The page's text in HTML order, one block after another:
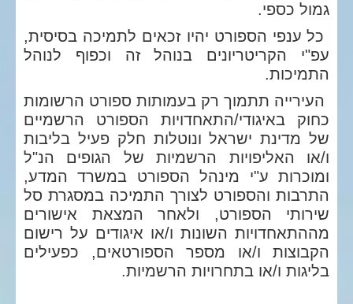
גמול כספי.
כל ענפי הספורט יהיו זכאים לתמיכה בסיסית,
עפ"י הקריטריונים בנוהל זה וכפוף לנוהל
התמיכות.
העירייה תתמוך רק בעמותות ספורט הרשומות
כחוק באיגודי/התאחדויות הספורט הרשמיים
של מדינת ישראל ונוטלות חלק פעיל בליבות
ו/או האליפויות הרשמיות של הגופים הנ"ל
ומוכרות ע"י מינהל הספורט במשרד המדע,
התרבות והספורט לצורך התמיכה במסגרת סל
שירותי הספורט, ולאחר המצאת אישורים
מההתאחדויות השונות ו/או איגודים על רישום
הקבוצות ו/או מספר הספורטאים, כפעילים
בליגות ו/או בתחרויות הרשמיות.